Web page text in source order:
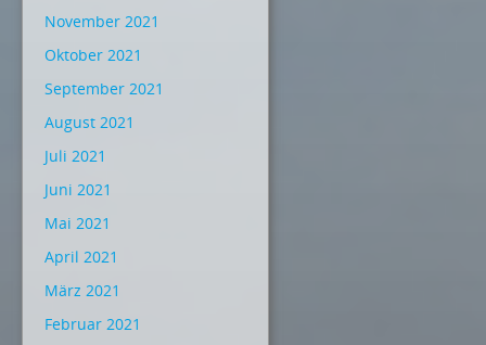
November 2021
Oktober 2021
September 2021
August 2021
Juli 2021
Juni 2021
Mai 2021
April 2021
März 2021
Februar 2021